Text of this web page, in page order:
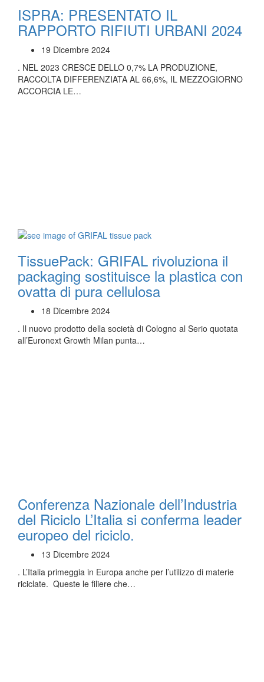
ISPRA: PRESENTATO IL
RAPPORTO RIFIUTI URBANI 2024
19 Dicembre 2024
. NEL 2023 CRESCE DELLO 0,7% LA PRODUZIONE,
RACCOLTA DIFFERENZIATA AL 66,6%, IL MEZZOGIORNO
ACCORCIA LE…
TissuePack: GRIFAL rivoluziona il
packaging sostituisce la plastica con
ovatta di pura cellulosa
18 Dicembre 2024
. Il nuovo prodotto della società di Cologno al Serio quotata
all’Euronext Growth Milan punta…
Conferenza Nazionale dell’Industria
del Riciclo L’Italia si conferma leader
europeo del riciclo.
13 Dicembre 2024
. L’Italia primeggia in Europa anche per l’utilizzo di materie
riciclate. Queste le filiere che…